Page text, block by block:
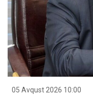
05 Avqust 2026 10:00